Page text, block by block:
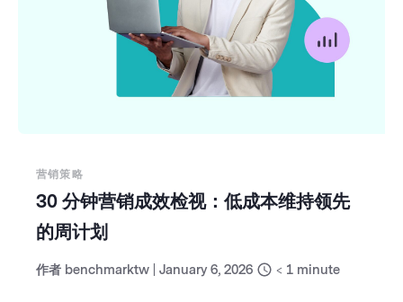
营销策略
30 分钟营销成效检视：低成本维持领先
的周计划
作者 benchmarktw January 6, 2026 < 1 minute